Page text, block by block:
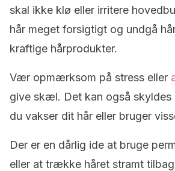
skal ikke klø eller irritere
hår meget forsigtigt og undgå
kraftige hårprodukter.
Vær opmærksom på stress eller
give skæl. Det kan også skyldes
du vakser dit hår eller bruger
Der er en dårlig ide at bruge
eller at trække håret stramt